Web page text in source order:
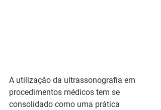
A utilização da ultrassonografia em
procedimentos médicos tem se
consolidado como uma prática